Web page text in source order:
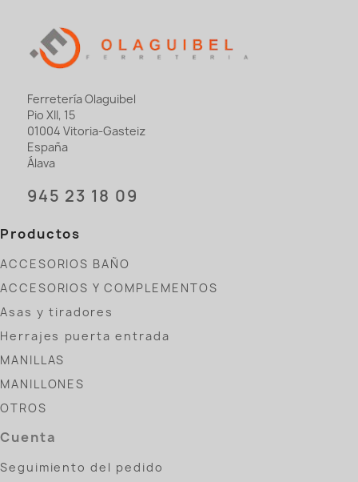
Ferretería Olaguibel
Pio XII, 15
01004 Vitoria-Gasteiz
España
Álava
945 23 18 09
Productos
ACCESORIOS BAÑO
ACCESORIOS Y COMPLEMENTOS
Asas y tiradores
Herrajes puerta entrada
MANILLAS
MANILLONES
OTROS
Cuenta
Seguimiento del pedido